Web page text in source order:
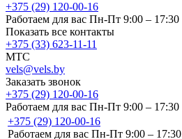
+375 (29) 120-00-16
Работаем для вас Пн-Пт 9:00 – 17:30
Показать все контакты
+375 (33) 623-11-11
MTC
vels@vels.by
Заказать звонок
+375 (29) 120-00-16
Работаем для вас Пн-Пт 9:00 – 17:30
+375 (29) 120-00-16
Работаем для вас Пн-Пт 9:00 – 17:30